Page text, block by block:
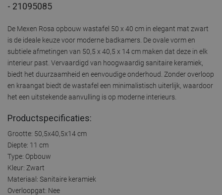
- 21095085
De Mexen Rosa opbouw wastafel 50 x 40 cm in elegant mat zwart
is de ideale keuze voor moderne badkamers. De ovale vorm en
subtiele afmetingen van 50,5 x 40,5 x 14 cm maken dat deze in elk
interieur past. Vervaardigd van hoogwaardig sanitaire keramiek,
biedt het duurzaamheid en eenvoudige onderhoud. Zonder overloop
en kraangat biedt de wastafel een minimalistisch uiterlijk, waardoor
het een uitstekende aanvulling is op moderne interieurs.
Productspecificaties:
Grootte: 50,5x40,5x14 cm
Diepte: 11 cm
Type: Opbouw
Kleur: Zwart
Materiaal: Sanitaire keramiek
Overloopgat: Nee